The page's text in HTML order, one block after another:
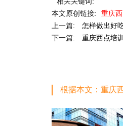
本文原创链接:
重庆
上一篇:
怎样做出好
下一篇:
重庆西点培
根据本文：重庆